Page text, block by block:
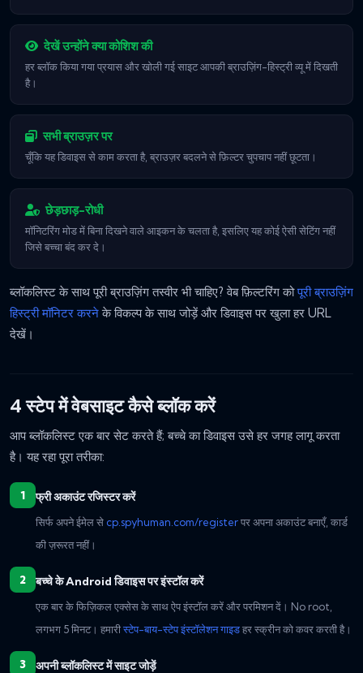
देखें उन्होंने क्या कोशिश की
हर ब्लॉक किया गया प्रयास और खोली गई साइट आपकी ब्राउज़िंग-हिस्ट्री व्यू में दिखती
है।
सभी ब्राउज़र पर
चूँकि यह डिवाइस से काम करता है, ब्राउज़र बदलने से फ़िल्टर चुपचाप नहीं छूटता।
छेड़छाड़-रोधी
मॉनिटरिंग मोड में बिना दिखने वाले आइकन के चलता है, इसलिए यह कोई ऐसी सेटिंग नहीं
जिसे बच्चा बंद कर दे।
ब्लॉकलिस्ट के साथ पूरी ब्राउज़िंग तस्वीर भी चाहिए? वेब फ़िल्टरिंग कोपूरी ब्राउज़िंग
हिस्ट्री मॉनिटर करनेके विकल्प के साथ जोड़ें और डिवाइस पर खुला हर URL
देखें।
4 स्टेप में वेबसाइट कैसे ब्लॉक करें
आप ब्लॉकलिस्ट एक बार सेट करते हैं; बच्चे का डिवाइस उसे हर जगह लागू करता
है। यह रहा पूरा तरीका:
फ्री अकाउंट रजिस्टर करें
सिर्फ अपने ईमेल से cp.spyhuman.com/registerपर अपना अकाउंट बनाएँ, कार्ड
की ज़रूरत नहीं।
बच्चे के Android डिवाइस पर इंस्टॉल करें
एक बार के फिज़िकल एक्सेस के साथ ऐप इंस्टॉल करें और परमिशन दें। No root,
लगभग 5 मिनट। हमारीस्टेप-बाय-स्टेप इंस्टॉलेशन गाइडहर स्क्रीन को कवर करती है।
अपनी ब्लॉकलिस्ट में साइट जोड़ें